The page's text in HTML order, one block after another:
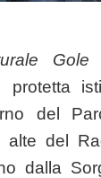
Gole
protetta
del
alte del
dalla